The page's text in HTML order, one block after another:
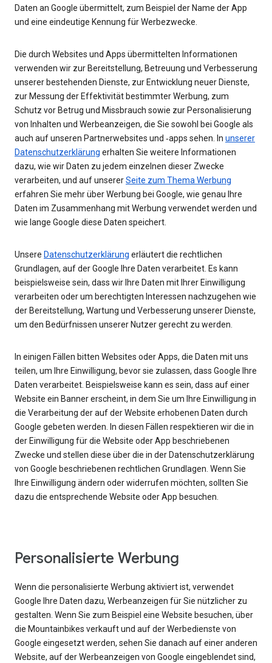
Daten an Google übermittelt, zum Beispiel der Name der App
und eine eindeutige Kennung für Werbezwecke.
Die durch Websites und Apps übermittelten Informationen
verwenden wir zur Bereitstellung, Betreuung und Verbesserung
unserer bestehenden Dienste, zur Entwicklung neuer Dienste,
zur Messung der Effektivität bestimmter Werbung, zum
Schutz vor Betrug und Missbrauch sowie zur Personalisierung
von Inhalten und Werbeanzeigen, die Sie sowohl bei Google als
auch auf unseren Partnerwebsites und ‑apps sehen. In unserer
Datenschutzerklärung erhalten Sie weitere Informationen
dazu, wie wir Daten zu jedem einzelnen dieser Zwecke
verarbeiten, und auf unsererSeite zum Thema Werbung
erfahren Sie mehr über Werbung bei Google, wie genau Ihre
Daten im Zusammenhang mit Werbung verwendet werden und
wie lange Google diese Daten speichert.
Unsere Datenschutzerklärung erläutert die rechtlichen
Grundlagen, auf der Google Ihre Daten verarbeitet. Es kann
beispielsweise sein, dass wir Ihre Daten mit Ihrer Einwilligung
verarbeiten oder um berechtigten Interessen nachzugehen wie
der Bereitstellung, Wartung und Verbesserung unserer Dienste,
um den Bedürfnissen unserer Nutzer gerecht zu werden.
In einigen Fällen bitten Websites oder Apps, die Daten mit uns
teilen, um Ihre Einwilligung, bevor sie zulassen, dass Google Ihre
Daten verarbeitet. Beispielsweise kann es sein, dass auf einer
Website ein Banner erscheint, in dem Sie um Ihre Einwilligung in
die Verarbeitung der auf der Website erhobenen Daten durch
Google gebeten werden. In diesen Fällen respektieren wir die in
der Einwilligung für die Website oder App beschriebenen
Zwecke und stellen diese über die in der Datenschutzerklärung
von Google beschriebenen rechtlichen Grundlagen. Wenn Sie
Ihre Einwilligung ändern oder widerrufen möchten, sollten Sie
dazu die entsprechende Website oder App besuchen.
Personalisierte Werbung
Wenn die personalisierte Werbung aktiviert ist, verwendet
Google Ihre Daten dazu, Werbeanzeigen für Sie nützlicher zu
gestalten. Wenn Sie zum Beispiel eine Website besuchen, über
die Mountainbikes verkauft und auf der Werbedienste von
Google eingesetzt werden, sehen Sie danach auf einer anderen
Website, auf der Werbeanzeigen von Google eingeblendet sind,